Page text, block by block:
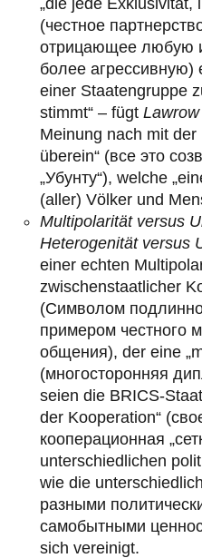
(честное
отрицающее любую
более агрессивную)
einer Staatengruppe
stimmt“ – fügt Lawrow
Meinung nach mit
überein“ (все это
„Убунту“), welche
(aller) Völker und
Multipolarität versus
Heterogenität versus
einer echten
zwischenstaatlicher
(Символом
примером честного
общения), der eine
(многосторонняя
seien die BRICS-
der Kooperation“
кооперационная
unterschiedlichen
wie die
разными
самобытными
sich vereinigt.